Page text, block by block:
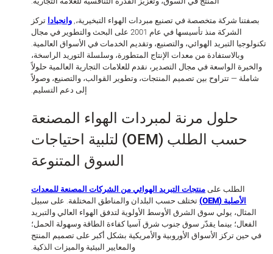
شركة متخصصة في تصنيع مبردات الهواء التبخيرية،,وانجياداتركز
الشركة منذ تأسيسها في عام 2001 على البحث والتطوير في مجال
التبريد الهوائي، والتصنيع، وتقديم الخدمات في الأسواق العالمية.
وبالاستفادة من معدات الإنتاج المتطورة، وسلسلة التوريد الراسخة،
الواسعة في مجال التصدير، نقدم للعلامات التجارية العالمية حلولاً
— تتراوح بين تصميم المنتجات، وتطوير القوالب، والتصنيع، وصولاً
إلى دعم التسليم.
حلول مرنة لمبردات الهواء المصنعة
حسب الطلب (OEM) لتلبية احتياجات
السوق المتنوعة
الطلب علىمنتجات التبريد الهوائي من الشركات المصنعة للمعدات
الأصلية (OEM)
تختلف حسب البلدان والمناطق المختلفة. على سبيل
يولي سوق الشرق الأوسط الأولوية لتدفق الهواء العالي والتبريد
بينما يقدّر سوق جنوب شرق آسيا كفاءة الطاقة وسهولة الحمل؛
تركز الأسواق الأوروبية والأمريكية بشكل أكبر على تصميم المنتج
والمعايير البيئية والميزات الذكية.